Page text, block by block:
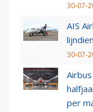
30-07-
AIS
30-07-
per